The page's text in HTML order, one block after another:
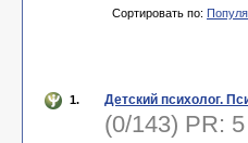
Сортировать по:
1. Детский психолог.
(0/143) PR: